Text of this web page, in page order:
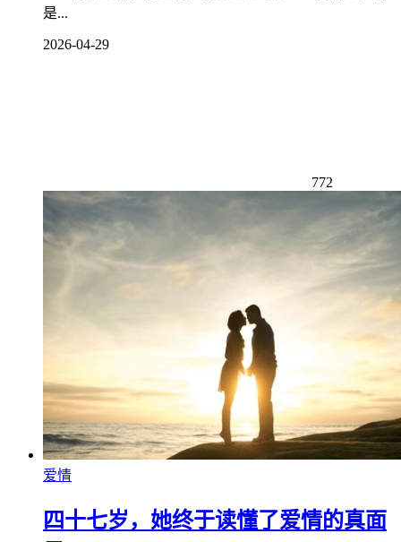
是...
2026-04-29
772
爱情
四十七岁，她终于读懂了爱情的真面